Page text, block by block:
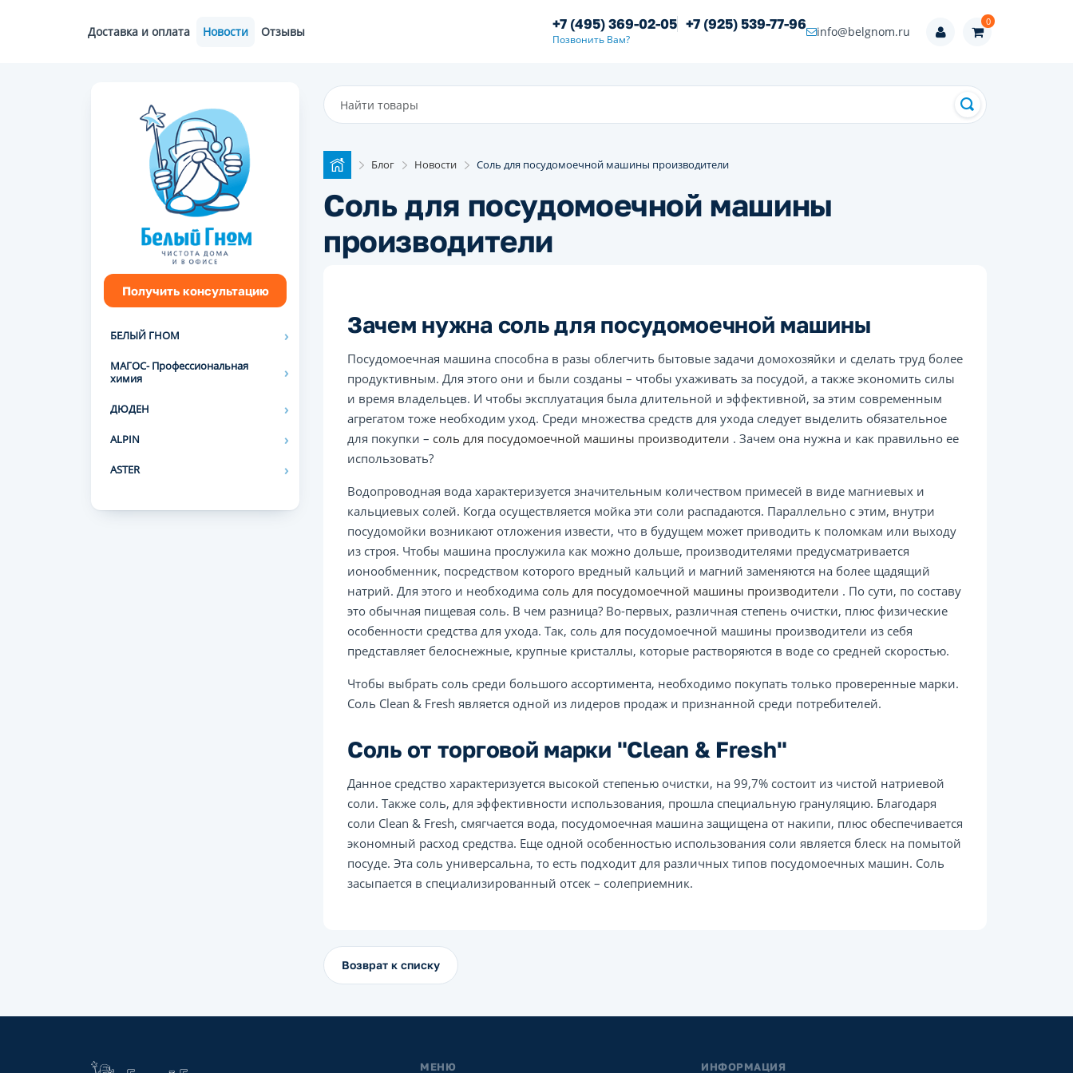
Доставка и оплата Новости Отзывы +7 (495) 369-02-05 +7 (925) 539-77-96
Позвонить Вам?
info@belgnom.ru
0
Получить консультацию
БЕЛЫЙ ГНОМ
МАГОС- Профессиональная
химия
ДЮДЕН
ALPIN
ASTER
Блог Новости Соль для посудомоечной машины производители
Соль для посудомоечной машины
производители
Зачем нужна соль для посудомоечной машины
Посудомоечная машина способна в разы облегчить бытовые задачи домохозяйки и сделать труд более
продуктивным. Для этого они и были созданы – чтобы ухаживать за посудой, а также экономить силы
и время владельцев. И чтобы эксплуатация была длительной и эффективной, за этим современным
агрегатом тоже необходим уход. Среди множества средств для ухода следует выделить обязательное
для покупки – соль для посудомоечной машины производители . Зачем она нужна и как правильно ее
использовать?
Водопроводная вода характеризуется значительным количеством примесей в виде магниевых и
кальциевых солей. Когда осуществляется мойка эти соли распадаются. Параллельно с этим, внутри
посудомойки возникают отложения извести, что в будущем может приводить к поломкам или выходу
из строя. Чтобы машина прослужила как можно дольше, производителями предусматривается
ионообменник, посредством которого вредный кальций и магний заменяются на более щадящий
натрий. Для этого и необходима соль для посудомоечной машины производители . По сути, по составу
это обычная пищевая соль. В чем разница? Во-первых, различная степень очистки, плюс физические
особенности средства для ухода. Так, соль для посудомоечной машины производители из себя
представляет белоснежные, крупные кристаллы, которые растворяются в воде со средней скоростью.
Чтобы выбрать соль среди большого ассортимента, необходимо покупать только проверенные марки.
Соль Clean & Fresh является одной из лидеров продаж и признанной среди потребителей.
Соль от торговой марки "Clean & Fresh"
Данное средство характеризуется высокой степенью очистки, на 99,7% состоит из чистой натриевой
соли. Также соль, для эффективности использования, прошла специальную грануляцию. Благодаря
соли Clean & Fresh, смягчается вода, посудомоечная машина защищена от накипи, плюс обеспечивается
экономный расход средства. Еще одной особенностью использования соли является блеск на помытой
посуде. Эта соль универсальна, то есть подходит для различных типов посудомоечных машин. Соль
засыпается в специализированный отсек – солеприемник.
Возврат к списку
МЕНЮ ИНФОРМАЦИЯ